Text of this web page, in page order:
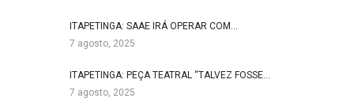
ITAPETINGA: SAAE IRÁ OPERAR COM…
7 agosto, 2025
ITAPETINGA: PEÇA TEATRAL “TALVEZ FOSSE…
7 agosto, 2025